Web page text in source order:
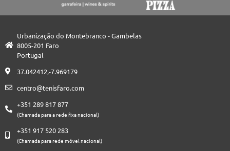
Urbanização do Montebranco - Gambelas
8005-201 Faro
Portugal
37.042412,-7.969179
centro@tenisfaro.com
+351 289 817 877
(Chamada para a rede fixa nacional)
+351 917 520 283
(Chamada para rede móvel nacional)